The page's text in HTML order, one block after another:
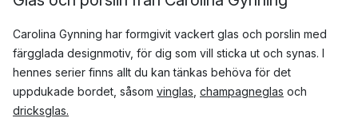
Carolina Gynning har formgivit vackert glas och porslin med
färgglada designmotiv, för dig som vill sticka ut och synas. I
hennes serier finns allt du kan tänkas behöva för det
uppdukade bordet, såsom vinglas champagneglas och
dricksglas.